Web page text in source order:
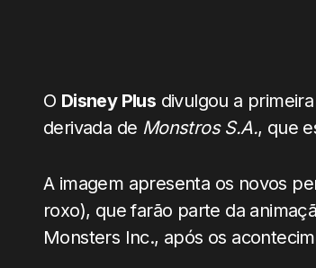
O Disney Plus divulgou a
derivada de Monstros S.A., que
A imagem apresenta os novos
roxo), que farão parte da
Monsters Inc., após os